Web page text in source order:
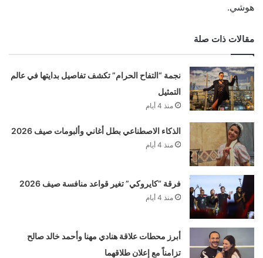
هوشي.
مقالات ذات صلة
نجمة “التفاح الحرام” تكشف تفاصيل بدايتها في عالم
التمثيل
منذ 4 أيام
الذكاء الاصطناعي بطل أغاني وألبومات صيف 2026
منذ 4 أيام
فرقة “كايروكي” تغير قواعد منافسة صيف 2026
منذ 4 أيام
أبرز محطات علاقة هنادي مهنا وأحمد خالد صالح
تزامناً مع إعلان طلاقهما